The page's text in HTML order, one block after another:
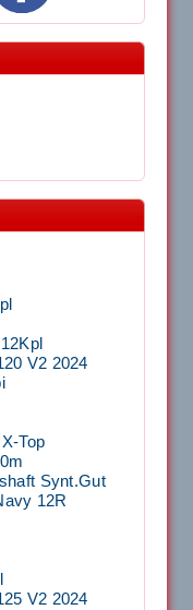
V2 2024
Top
Synt.Gut
12R
V2 2024